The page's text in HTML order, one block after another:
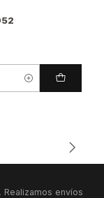
envíos